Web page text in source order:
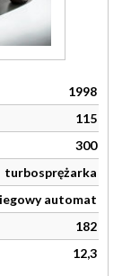
1998
115
300
turbosprężarka
automat
182
12,3